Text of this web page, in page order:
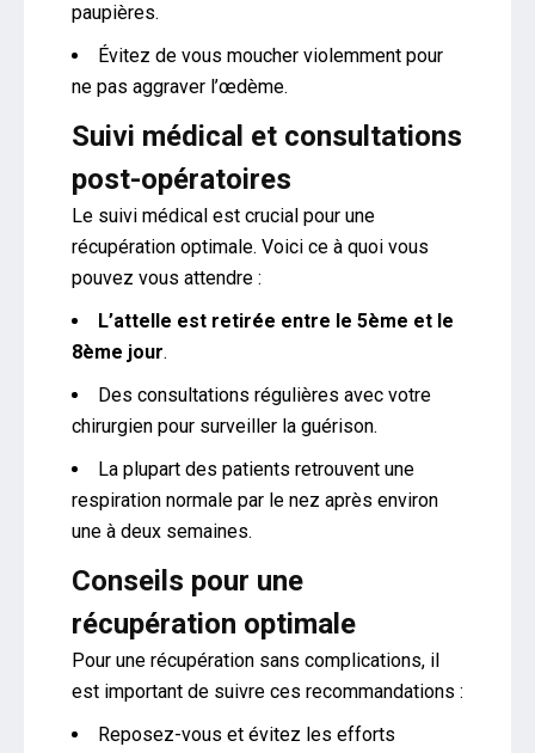
paupières.
Évitez de vous moucher violemment pour
ne pas aggraver l’œdème.
Suivi médical et consultations
post-opératoires
Le suivi médical est crucial pour une
récupération optimale. Voici ce à quoi vous
pouvez vous attendre :
L’attelle est retirée entre le 5ème et le
8ème jour.
Des consultations régulières avec votre
chirurgien pour surveiller la guérison.
La plupart des patients retrouvent une
respiration normale par le nez après environ
une à deux semaines.
Conseils pour une
récupération optimale
Pour une récupération sans complications, il
est important de suivre ces recommandations :
Reposez-vous et évitez les efforts